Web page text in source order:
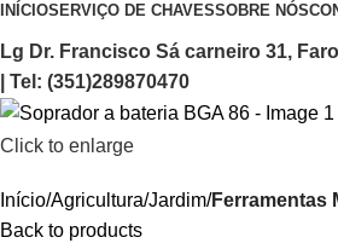
INÍCIOSERVIÇO DE CHAVESSOBRE NÓS
Lg Dr. Francisco Sá carneiro 31, Faro
| Tel: (351)289870470
Click to enlarge
Início Agricultura/Jardim Ferramentas
Back to products